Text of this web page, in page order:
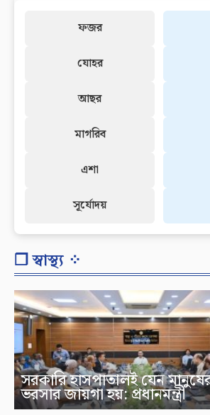
ফজর
যোহর
আছর
মাগরিব
এশা
সূর্যোদয়
❐ স্বাস্থ্য ⁘
সরকারি হাসপাতালই যেন
ভরসার জায়গা হয়: প্রধানমন্ত্রী